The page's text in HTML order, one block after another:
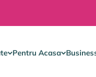
Pentru Acasa